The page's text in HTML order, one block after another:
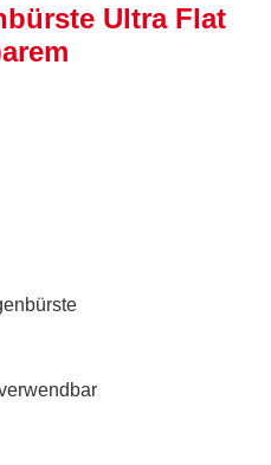
Ultra Flat